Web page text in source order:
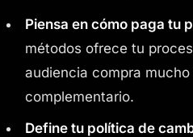
Piensa en cómo paga tu
métodos ofrece tu
audiencia compra
complementario.
Define tu política de